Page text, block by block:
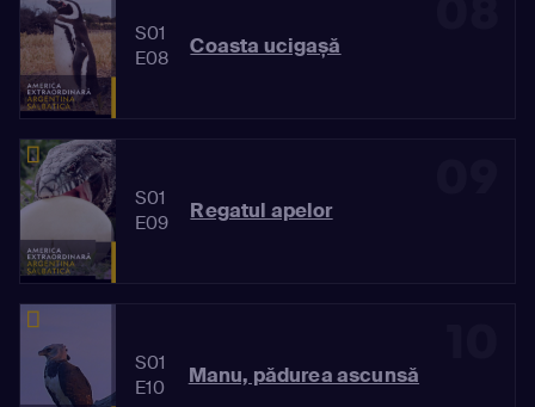
S01
E08
Coasta ucigașă
S01
E09
Regatul apelor
S01
E10
Manu, pădurea ascunsă